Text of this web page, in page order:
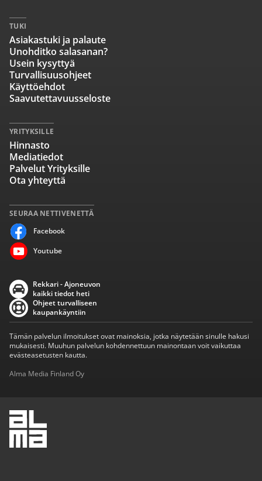
SEURAA NETTIVENETTÄ
Facebook
Youtube
TUKI
Asiakastuki ja palaute
Unohditko salasanan?
Usein kysyttyä
Turvallisuusohjeet
Käyttöehdot
Saavutettavuusseloste
YRITYKSILLE
Hinnasto
Mediatiedot
Palvelut Yrityksille
Ota yhteyttä
Rekkari - Ajoneuvon
kaikki tiedot heti
Ohjeet turvalliseen
kaupankäyntiin
Tämän palvelun ilmoitukset ovat mainoksia, jotka näytetään sinulle hakusi
mukaisesti. Muuhun palvelun kohdennettuun mainontaan voit vaikuttaa
evästeasetusten kautta.
Alma Media Finland Oy